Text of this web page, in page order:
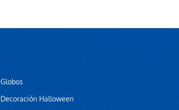
Globos
Decoración Halloween